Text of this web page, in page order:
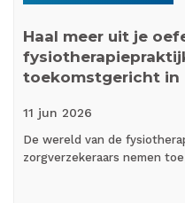
Haal meer uit je
toekomstgericht in
11 jun 2026
De wereld van de
zorgverzekeraars nemen